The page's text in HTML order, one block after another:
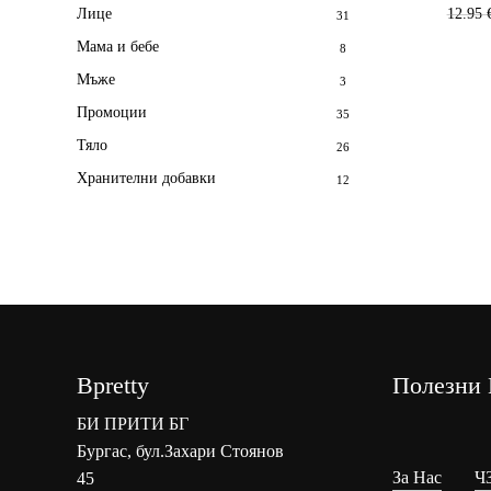
Лице 31
Мама и бебе 8
Мъже 3
Промоции 35
Тяло 26
Хранителни добавки 12
12.95
Bpretty
БИ ПРИТИ БГ
Бургас, бул.Захари Стоянов
45
Полезни
За Нас